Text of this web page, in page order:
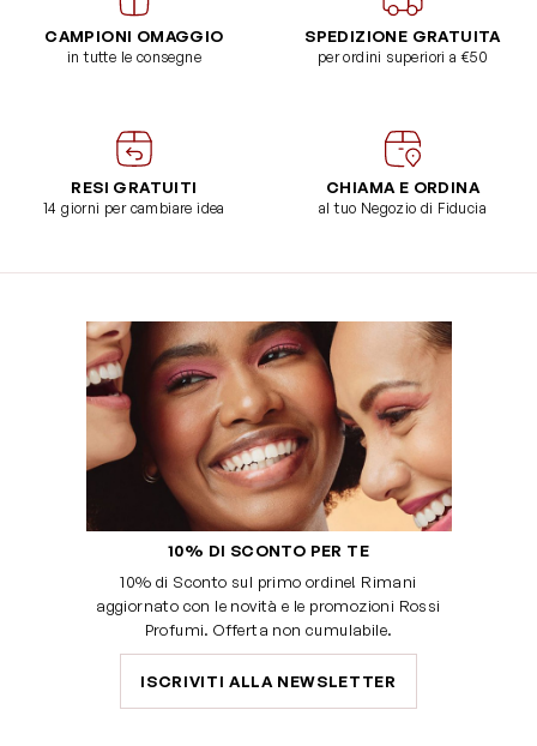
CAMPIONI OMAGGIO
in tutte le consegne
SPEDIZIONE GRATUITA
per ordini superiori a €50
RESI GRATUITI
14 giorni per cambiare idea
CHIAMA E ORDINA
al tuo Negozio di Fiducia
10% DI SCONTO PER TE
10% di Sconto sul primo ordine! Rimani
aggiornato con le novità e le promozioni Rossi
Profumi. Offerta non cumulabile.
ISCRIVITI ALLA NEWSLETTER